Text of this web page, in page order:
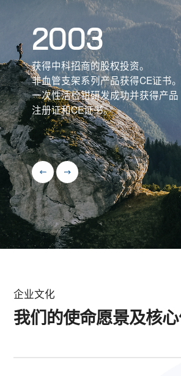
。
。
2003
获得中科招商的股权投资。
非血管支架系列产品获得CE证书。
一次性活检钳研发成功并获得产品
注册证和CE证书。
企业文化
我们的使命愿景及核